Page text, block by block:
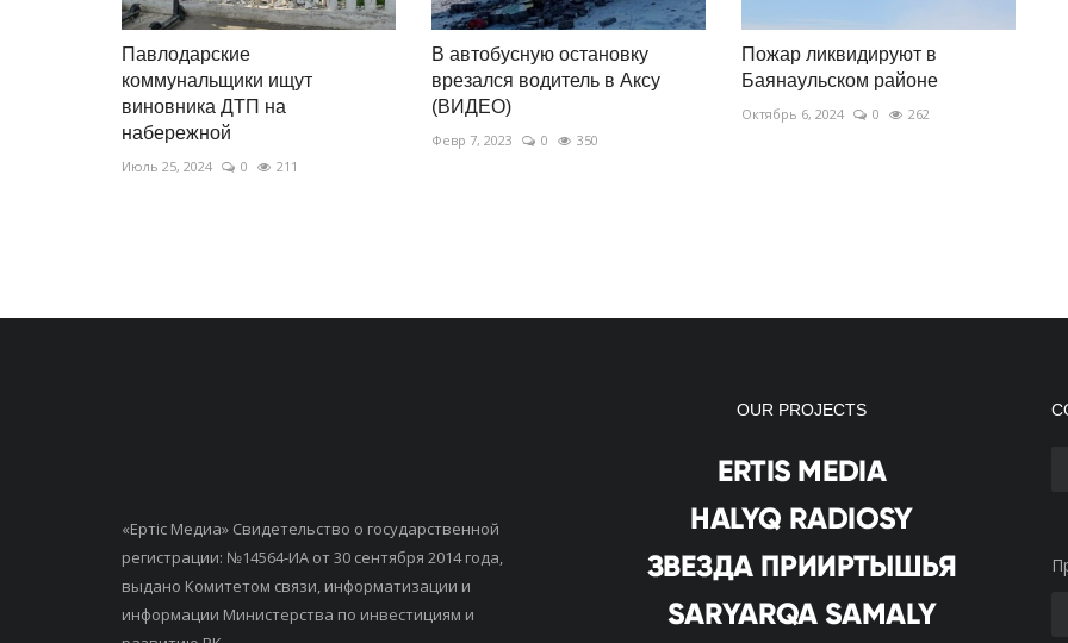
Павлодарские
коммунальщики ищут
виновника ДТП на
набережной
Июль 25, 2024 0 211
В автобусную остановку
врезался водитель в Аксу
(ВИДЕО)
Февр 7, 2023 0 350
Пожар ликвидируют в
Баянаульском районе
Октябрь 6, 2024 0 262
«Ертiс Медиа» Свидетельство о государственной
регистрации: №14564-ИА от 30 сентября 2014 года,
выдано Комитетом связи, информатизации и
информации Министерства по инвестициям и
OUR PROJECTS